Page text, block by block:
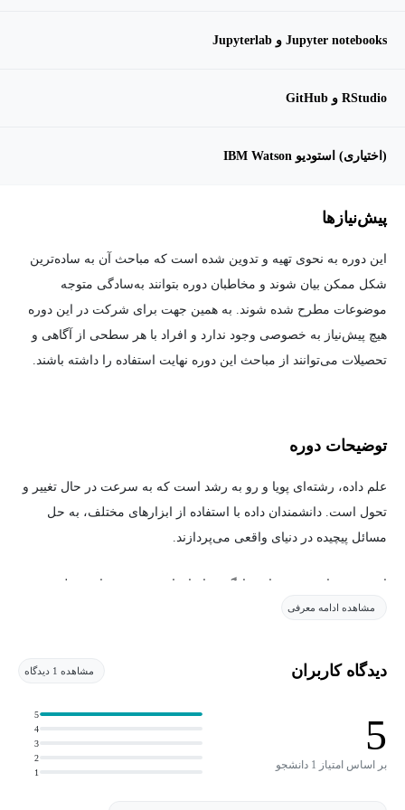
Jupyter notebooks و Jupyterlab
RStudio و GitHub
(اختیاری) استودیو IBM Watson
پیش‌نیاز‌ها
این دوره به نحوی تهیه و تدوین شده است که مباحث آن به ساده‌ترین
شکل ممکن بیان شوند و مخاطبان دوره بتوانند به‌سادگی متوجه
موضوعات مطرح شده شوند. به همین جهت برای شرکت در این دوره
هیچ پیش‌نیاز به خصوصی وجود ندارد و افراد با هر سطحی از آگاهی و
تحصیلات می‌توانند از مباحث این دوره نهایت استفاده را داشته باشند.
توضیحات دوره
علم داده، رشته‌ای پویا و رو به رشد است که به سرعت در حال تغییر و
تحول است. دانشمندان داده با استفاده از ابزارهای مختلف، به حل
مسائل پیچیده در دنیای واقعی می‌پردازند.
این دوره جامع، به شما در یادگیری ابزارهای ضروری برای تبدیل شدن
به یک دانشمند داده ماهر کمک می‌کند.
سنگ بناهای مورد استفاده توسط دانشمندان داده در سراسر جهان
در این دوره چه چیزهایی خواهید آموخت؟
مشاهده ادامه معرفی
دیدگاه کاربران مشاهده 1 دیدگاه
5
بر اساس امتیاز 1 دانشجو
1
2
3
4
5